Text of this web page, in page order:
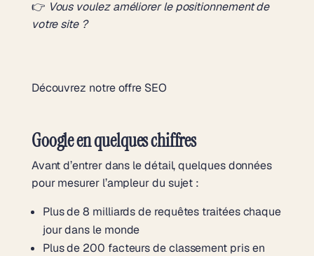
👉 Vous voulez améliorer le positionnement de
votre site ?
Découvrez notre offre SEO
Google en quelques chiffres
Avant d’entrer dans le détail, quelques données
pour mesurer l’ampleur du sujet :
Plus de 8 milliards de requêtes traitées chaque
jour dans le monde
Plus de 200 facteurs de classement pris en